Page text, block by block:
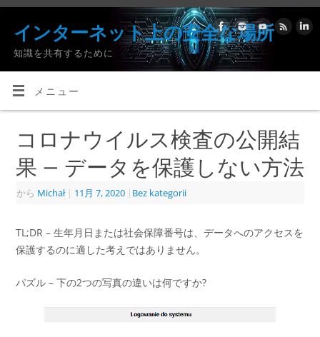
インターネット上の安全な場所
知識を共有するために
メニュー
コロナウイルス検査の公開結
果 – データを保護しない方法
から Michał | 11月 7, 2020 | Bez kategorii
TL;DR – 生年月日または社会保障番号は、データへのアクセスを
保護するのに適した考えではありません。
パズル – 下の2つの写真の違いは何ですか?